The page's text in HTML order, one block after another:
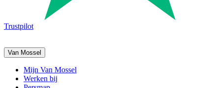
Trustpilot
Van Mossel
Mijn Van Mossel
Werken bij